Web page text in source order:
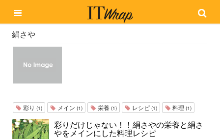
絹さや
彩り (1) メイン (1) 栄養 (1) レシピ (1) 料理 (1)
彩りだけじゃない！！絹さやの栄養と絹さ
やをメインにした料理レシピ